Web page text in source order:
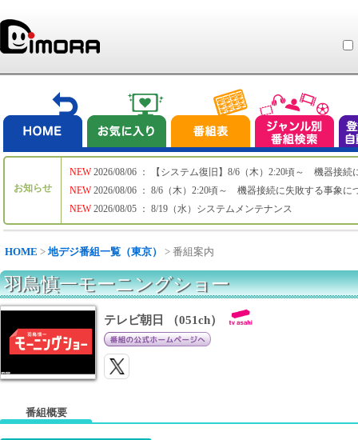
お知らせ
NEW
NEW
NEW
2026/08/06 ： 【システム復旧】8/6（木）2:20頃～ 機器接続
2026/08/06 ： 8/6（木）2:20頃～ 機器接続に失敗する事象に
2026/08/05 ： 8/19（水）システムメンテナンス
HOME > 地デジ番組一覧（東京） > 番組案内
羽鳥慎一モーニングショー
テレビ朝日 （051ch）
番組概要